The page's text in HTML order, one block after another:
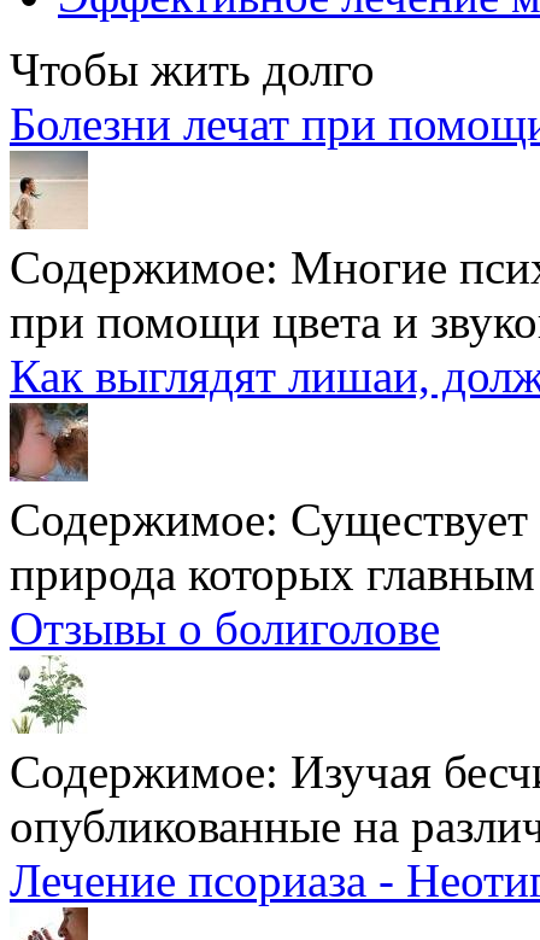
Чтобы жить долго
Болезни лечат при
Содержимое: Многие
при помощи цвета и
Как выглядят лишаи,
Содержимое:
природа которых
Отзывы о болиголове
Содержимое: Изучая
опубликованные на
Лечение псориаза -